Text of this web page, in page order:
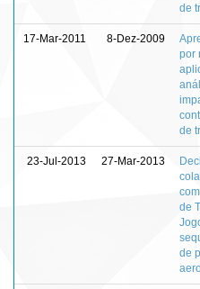
de
17-Mar-2011 8-Dez-2009
por
de
23-Jul-2013 27-Mar-2013
de
de